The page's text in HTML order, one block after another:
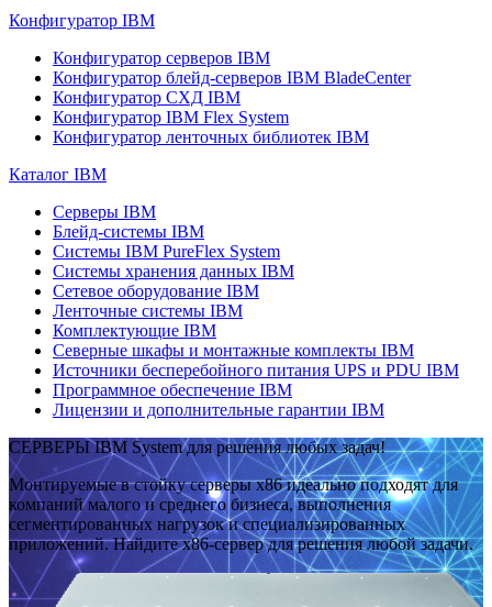
Конфигуратор IBM
Конфигуратор серверов IBM
Конфигуратор блейд-серверов IBM BladeCenter
Конфигуратор СХД IBM
Конфигуратор IBM Flex System
Конфигуратор ленточных библиотек IBM
Каталог IBM
Серверы IBM
Блейд-системы IBM
Системы IBM PureFlex System
Системы хранения данных IBM
Сетевое оборудование IBM
Ленточные системы IBM
Комплектующие IBM
Северные шкафы и монтажные комплекты IBM
Источники бесперебойного питания UPS и PDU IBM
Программное обеспечение IBM
Лицензии и дополнительные гарантии IBM
СЕРВЕРЫ IBM System для решения любых задач!
Монтируемые в стойку серверы x86 идеально подходят для
компаний малого и среднего бизнеса, выполнения
сегментированных нагрузок и специализированных
приложений. Найдите x86-сервер для решения любой задачи.